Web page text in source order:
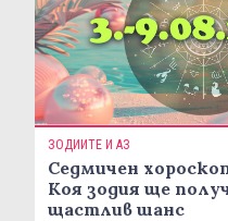
ЗОДИИТЕ И АЗ
Седмичен
Коя зодия ще
щастлив шанс